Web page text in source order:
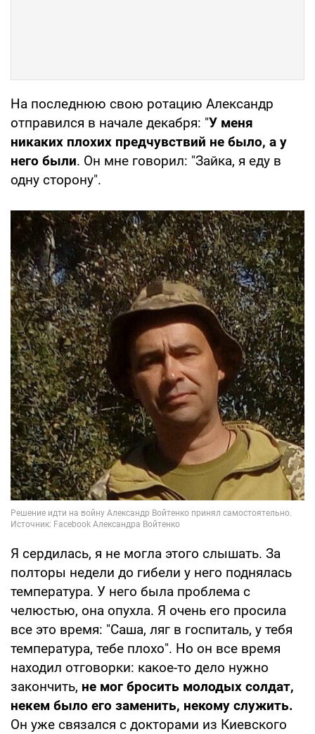
На последнюю свою ротацию Александр
отправился в начале декабря: "У меня
никаких плохих предчувствий не было, а у
него были. Он мне говорил: "Зайка, я еду в
одну сторону".
Я сердилась, я не могла этого слышать. За
полторы недели до гибели у него поднялась
температура. У него была проблема с
челюстью, она опухла. Я очень его просила
все это время: "Саша, ляг в госпиталь, у тебя
температура, тебе плохо". Но он все время
находил отговорки: какое-то дело нужно
закончить, не мог бросить молодых солдат,
некем было его заменить, некому служить.
Он уже связался с докторами из Киевского